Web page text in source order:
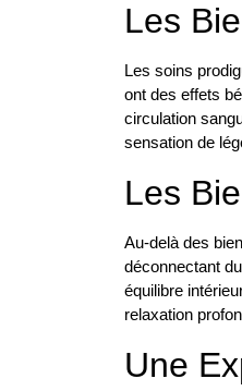
Les
Les soins
ont des effets
circulation
sensation de
Les
Au-delà des
déconnectant
équilibre
relaxation
Une